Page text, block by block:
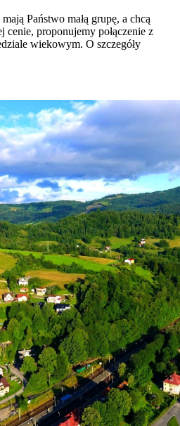
Państwo małą grupę, a chcą
proponujemy połączenie z
wiekowym. O szczegóły